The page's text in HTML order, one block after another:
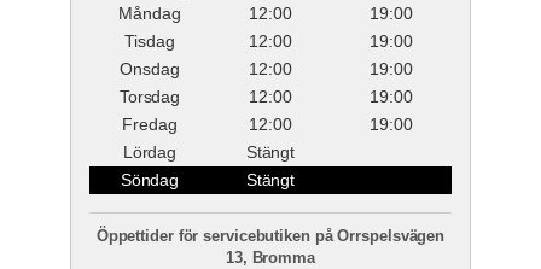
Måndag
12:00
19:00
Tisdag
12:00
19:00
Onsdag
12:00
19:00
Torsdag
12:00
19:00
Fredag
12:00
19:00
Lördag
Stängt
Söndag
Stängt
Öppettider för servicebutiken på Orrspelsvägen
13, Bromma